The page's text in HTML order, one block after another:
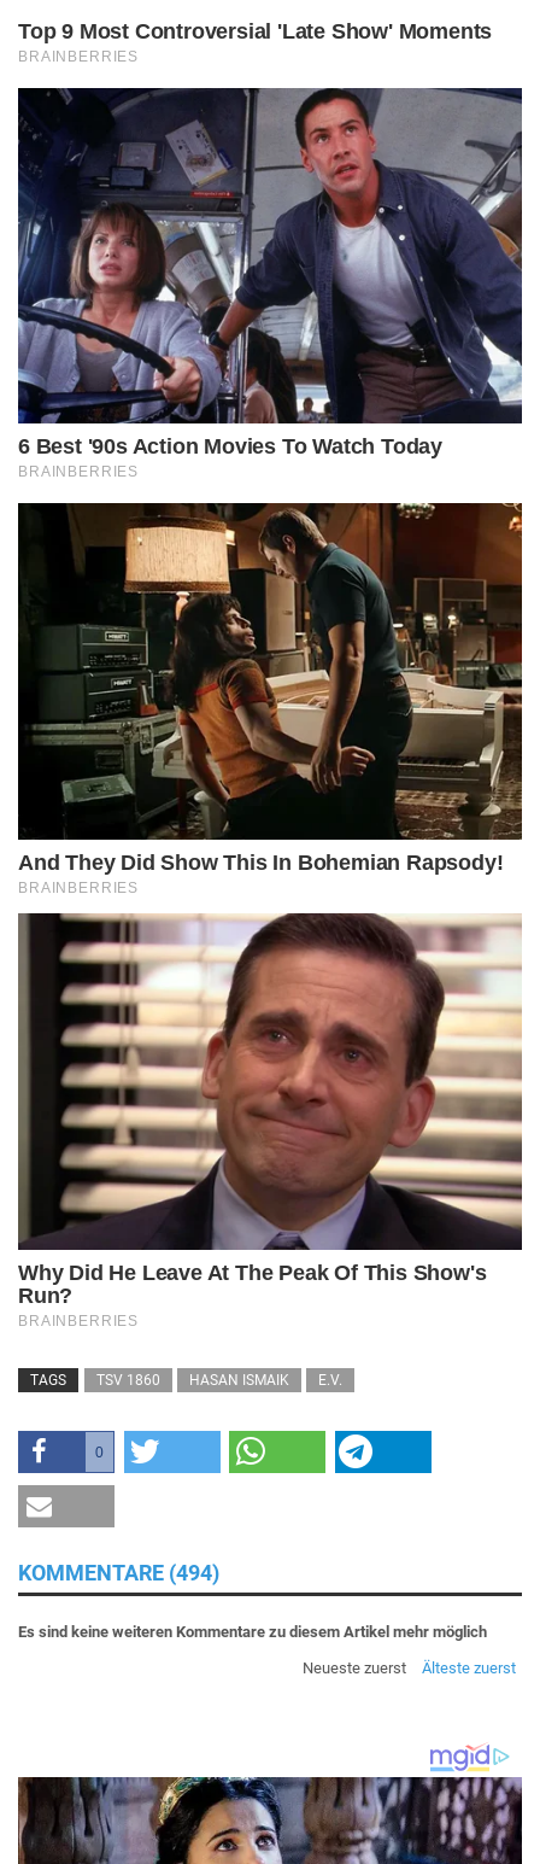
TAGS TSV 1860 HASAN ISMAIK E.V.
0
KOMMENTARE (494)
Es sind keine weiteren Kommentare zu diesem Artikel mehr möglich
Neueste zuerst
Älteste zuerst